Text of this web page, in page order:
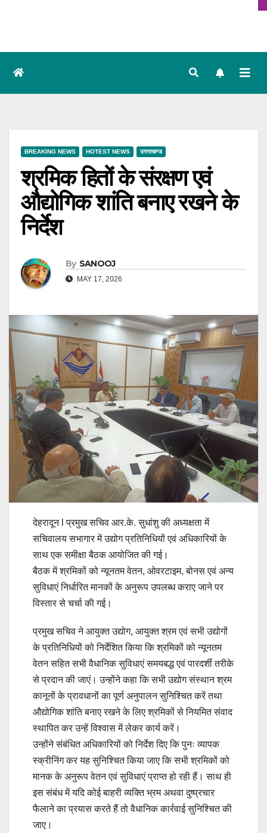
BREAKING NEWS HOTEST NEWS उत्तराखण्ड
श्रमिक हितों के संरक्षण एवं
औद्योगिक शांति बनाए रखने के
निर्देश
By SANOOJ
MAY 17, 2026
देहरादून l प्रमुख सचिव आर.के. सुधांशु की अध्यक्षता में
सचिवालय सभागार में उद्योग प्रतिनिधियों एवं अधिकारियों के
साथ एक समीक्षा बैठक आयोजित की गई।
बैठक में श्रमिकों को न्यूनतम वेतन, ओवरटाइम, बोनस एवं अन्य
सुविधाएं निर्धारित मानकों के अनुरूप उपलब्ध कराए जाने पर
विस्तार से चर्चा की गई।
प्रमुख सचिव ने आयुक्त उद्योग, आयुक्त श्रम एवं सभी उद्योगों
के प्रतिनिधियों को निर्देशित किया कि श्रमिकों को न्यूनतम
वेतन सहित सभी वैधानिक सुविधाएं समयबद्ध एवं पारदर्शी तरीके
से प्रदान की जाएं। उन्होंने कहा कि सभी उद्योग संस्थान श्रम
कानूनों के प्रावधानों का पूर्ण अनुपालन सुनिश्चित करें तथा
औद्योगिक शांति बनाए रखने के लिए श्रमिकों से नियमित संवाद
स्थापित कर उन्हें विश्वास में लेकर कार्य करें।
उन्होंने संबंधित अधिकारियों को निर्देश दिए कि पुनः व्यापक
स्क्रीनिंग कर यह सुनिश्चित किया जाए कि सभी श्रमिकों को
मानक के अनुरूप वेतन एवं सुविधाएं प्राप्त हो रही हैं। साथ ही
इस संबंध में यदि कोई बाहरी व्यक्ति भ्रम अथवा दुष्प्रचार
फैलाने का प्रयास करते हैं तो वैधानिक कार्रवाई सुनिश्चित की
जाए।